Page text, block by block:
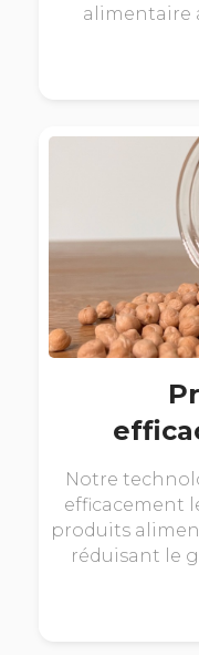
alimentaire
Notre
efficacement
produits
réduisant le